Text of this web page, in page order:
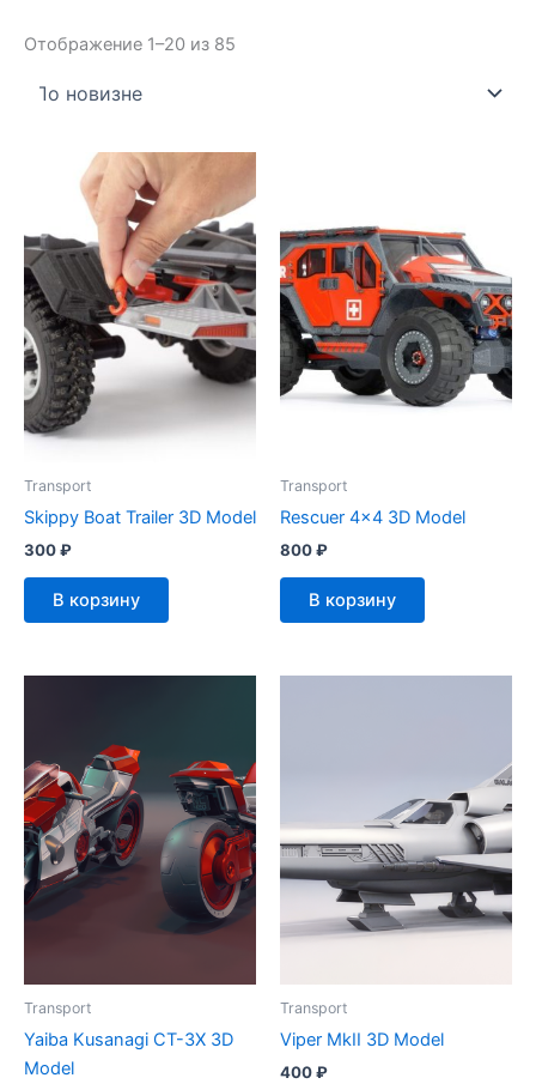
Отображение 1–20 из 85
Transport
Skippy Boat Trailer 3D Model
300₽
В корзину
Transport
Rescuer 4×4 3D Model
800₽
В корзину
Transport
Yaiba Kusanagi CT-3X 3D
Model
Transport
Viper MkII 3D Model
400₽